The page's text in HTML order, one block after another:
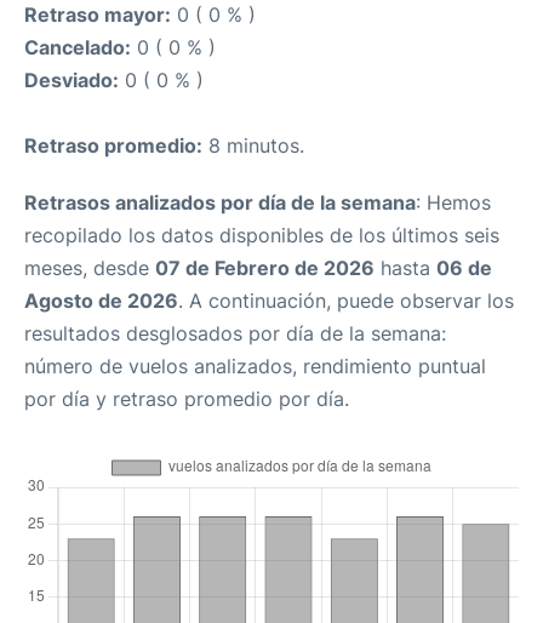
Retraso mayor: 0 ( 0 % )
Cancelado: 0 ( 0 % )
Desviado: 0 ( 0 % )
Retraso promedio: 8 minutos.
Retrasos analizados por día de la semana: Hemos
recopilado los datos disponibles de los últimos seis
meses, desde 07 de Febrero de 2026 hasta 06 de
Agosto de 2026. A continuación, puede observar los
resultados desglosados por día de la semana:
número de vuelos analizados, rendimiento puntual
por día y retraso promedio por día.